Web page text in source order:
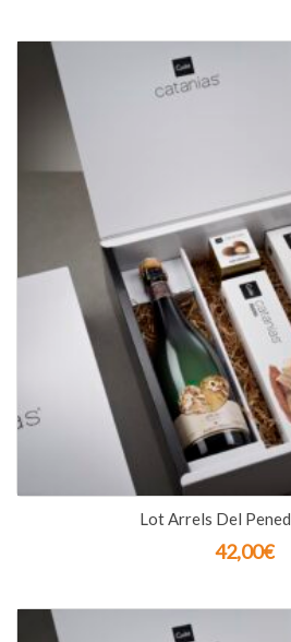
Lot Arrels Del
42,00€